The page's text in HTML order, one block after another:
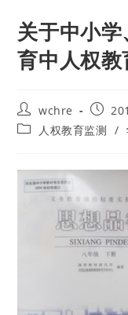
关于中小
育中人权教
Post
author:
wchre
Post
Post 人权教育监测 /